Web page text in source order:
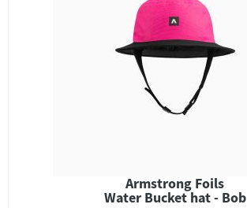
Armstrong Foils
Water Bucket hat - Bob